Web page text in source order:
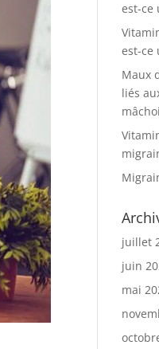
est-ce
est-ce
Maux
liés
juillet
juin
mai